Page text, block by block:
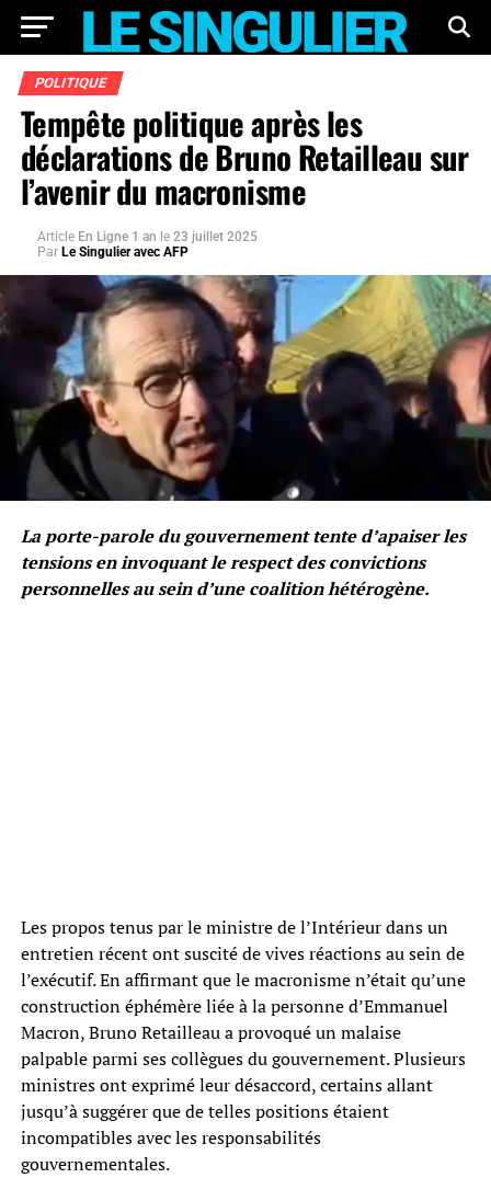
POLITIQUE
Tempête politique après les
déclarations de Bruno Retailleau sur
l’avenir du macronisme
Article En Ligne 1 an le 23 juillet 2025
Par Le Singulier avec AFP
La porte-parole du gouvernement tente d’apaiser les
tensions en invoquant le respect des convictions
personnelles au sein d’une coalition hétérogène.
Les propos tenus par le ministre de l’Intérieur dans un
entretien récent ont suscité de vives réactions au sein de
l’exécutif. En affirmant que le macronisme n’était qu’une
construction éphémère liée à la personne d’Emmanuel
Macron, Bruno Retailleau a provoqué un malaise
palpable parmi ses collègues du gouvernement. Plusieurs
ministres ont exprimé leur désaccord, certains allant
jusqu’à suggérer que de telles positions étaient
incompatibles avec les responsabilités
gouvernementales.